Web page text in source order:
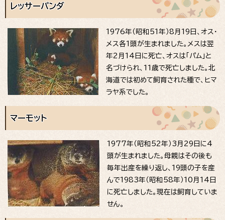
レッサーパンダ
1976年（昭和51年）8月19日、オス・
メス各1頭が生まれました。メスは翌
年2月14日に死亡、オスは「パム」と
名づけられ、11歳で死亡しました。北
海道では初めて飼育された種で、ヒマ
ラヤ系でした。
マーモット
1977年（昭和52年）3月29日に4
頭が生まれました。母親はその後も
毎年出産を繰り返し、19頭の子を産
んで1983年（昭和58年）10月14日
に死亡しました。現在は飼育していま
せん。